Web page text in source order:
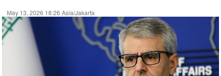
May 13, 2026 18:26 Asia/Jakarta